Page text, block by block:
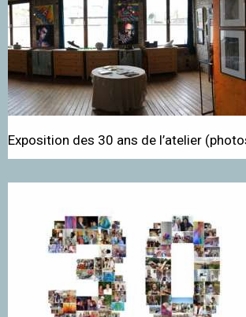
Exposition des 30 ans de l’atelier